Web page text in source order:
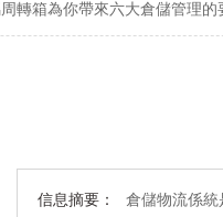
轉箱為你帶來六大倉儲管理的
信息摘要：
倉儲物流係統